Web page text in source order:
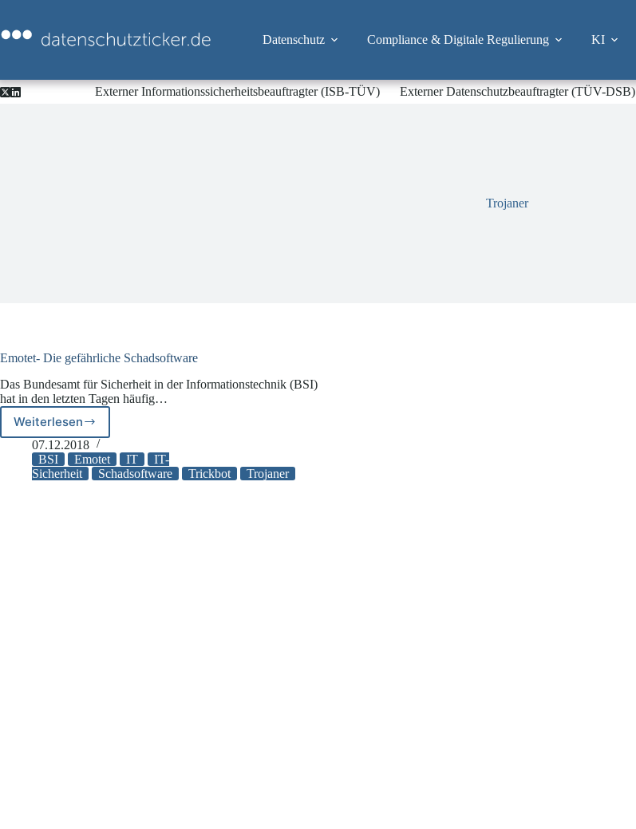
springen
Datenschutz Compliance & Digitale Regulierung KI
Externer Informationssicherheitsbeauftragter (ISB-TÜV) Externer Datenschutzbeauftragter (TÜV-DSB)
Trojaner
Emotet- Die gefährliche Schadsoftware
Das Bundesamt für Sicherheit in der Informationstechnik (BSI)
hat in den letzten Tagen häufig…
Weiterlesen
Emotet-
Die
gefährliche
Schadsoftware
07.12.2018
BSI
Emotet IT
IT-
Sicherheit
Schadsoftware Trickbot Trojaner